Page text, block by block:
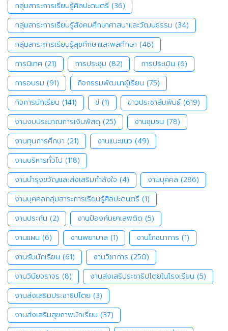
กลุ่มสาระการเรียนรู้ศิลปะดนตรี (36)
กลุ่มสาระการเรียนรู้สังคมศึกษาศาสนาและวัฒนธรรม (34)
กลุ่มสาระการเรียนรู้สุขศึกษาและพลศึกษา (46)
การนิเทศ (21) การประชุม (82) การประเมิน (6)
การอบรม (91) กิจกรรมพัฒนาผู้เรียน (75)
กิจการนักเรียน (141) ข่ (1) ข่าวประชาสัมพันธ์ (619)
งานงบประมาณการเงินพัสดุ (25) งานชุมชน (78)
งานทุนการศึกษา (21) งานแนะแนว (49)
งานบริหารทั่วไป (118)
งานบำรุงขวัญและส่งเสริมกำลังใจ (4) งานบุคคล (286)
งานบุคคลกลุ่มสาระการเรียนรู้ศิลปะดนตรี (1)
งานประกัน (2) งานป้องกันยาเสพติด (5)
งานแผน (6) งานพยาบาล (1) งานโภชนาการ (1)
งานรับนักเรียน (61) งานวิชาการ (250)
งานวินัยจราจร (8) งานส่งเสริประชาธิปไตยในโรงเรียน (5)
งานส่งเสริมประชาธิปไตย (3)
งานส่งเสริมสุขภาพนักเรียน (37)